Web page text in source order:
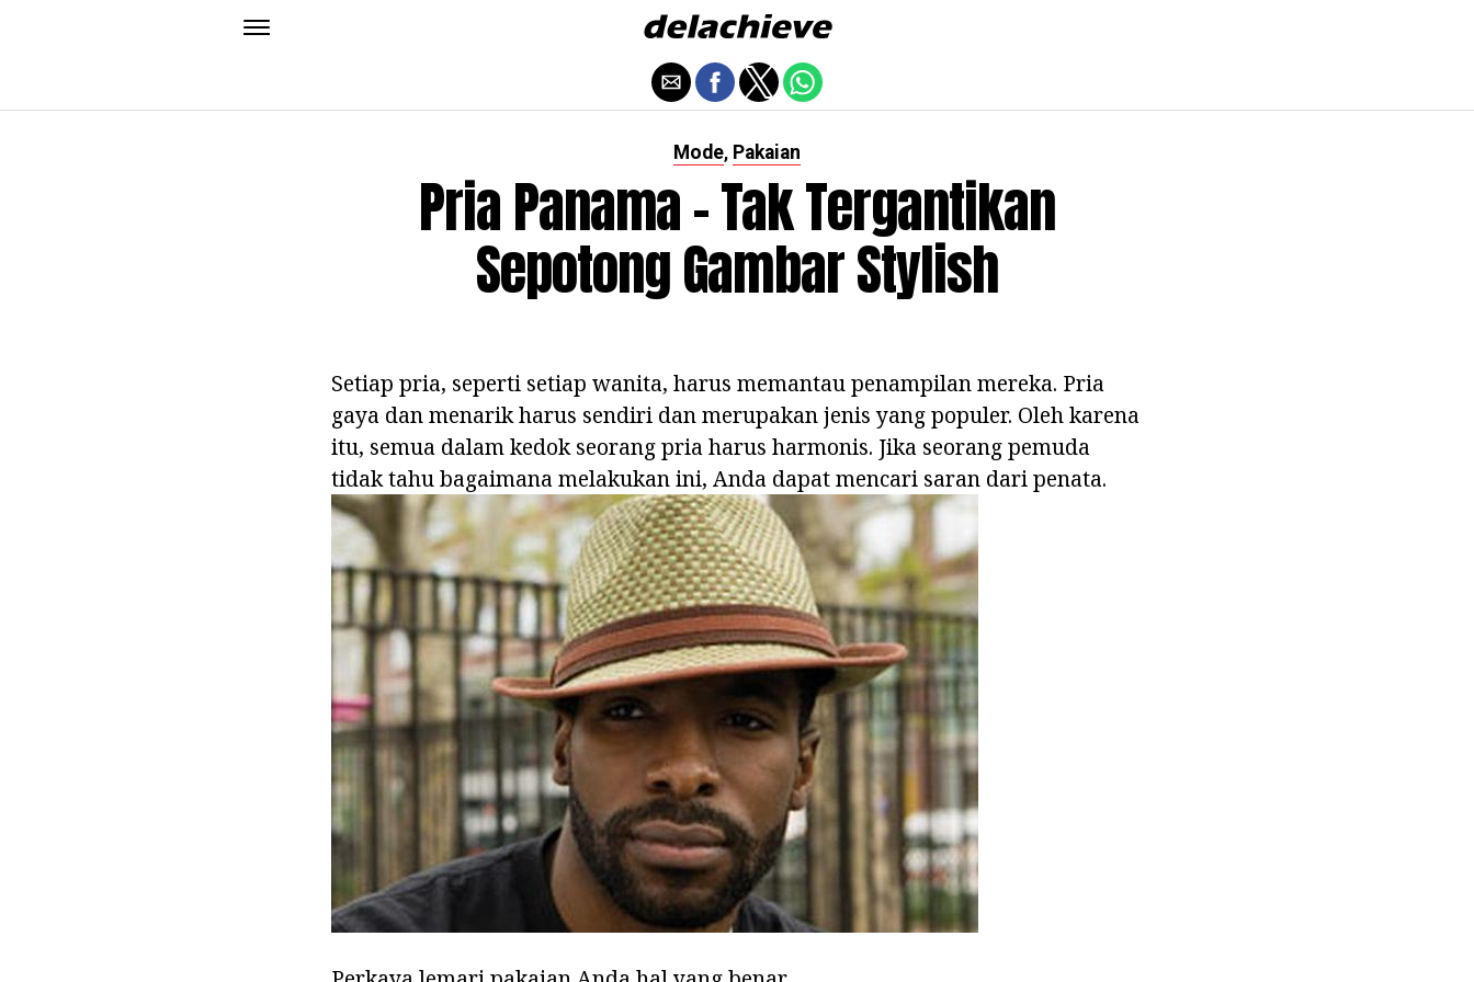
Mode, Pakaian
Pria Panama - Tak Tergantikan
Sepotong Gambar Stylish
Setiap pria, seperti setiap wanita, harus memantau penampilan mereka. Pria
gaya dan menarik harus sendiri dan merupakan jenis yang populer. Oleh karena
itu, semua dalam kedok seorang pria harus harmonis. Jika seorang pemuda
tidak tahu bagaimana melakukan ini, Anda dapat mencari saran dari penata.